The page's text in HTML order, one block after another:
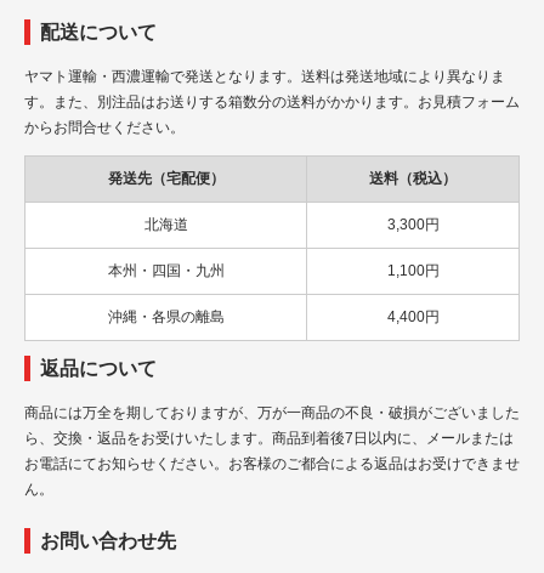
配送について
ヤマト運輸・西濃運輸で発送となります。送料は発送地域により異なりま
す。また、別注品はお送りする箱数分の送料がかかります。お見積フォーム
からお問合せください。
発送先（宅配便） 送料（税込）
北海道 3,300円
本州・四国・九州 1,100円
沖縄・各県の離島 4,400円
返品について
商品には万全を期しておりますが、万が一商品の不良・破損がございました
ら、交換・返品をお受けいたします。商品到着後7日以内に、メールまたは
お電話にてお知らせください。お客様のご都合による返品はお受けできませ
ん。
お問い合わせ先